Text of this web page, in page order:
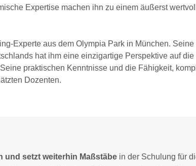
Expertise machen ihn zu einem äußerst
Experte aus dem Olympia Park in München. Seine
hat ihm eine einzigartige Perspektive auf die
praktischen Kenntnisse und die Fähigkeit,
Dozenten.
und setzt weiterhin Maßstäbe in der Schulung für